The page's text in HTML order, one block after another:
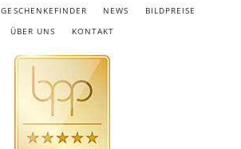
GESCHENKEFINDER NEWS
BILDPREISE
ÜBER UNS
KONTAKT